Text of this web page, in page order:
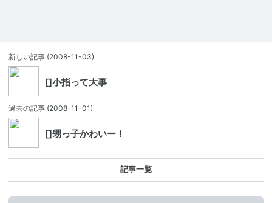
新しい記事 (2008-11-03)
[]小指って大事
過去の記事 (2008-11-01)
[]甥っ子かわいー！
記事一覧